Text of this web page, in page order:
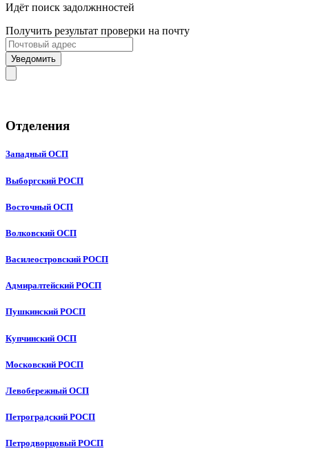
Идёт поиск задолжнностей
Получить результат проверки на почту
Уведомить
Отделения
Западный ОСП
Выборгский РОСП
Восточный ОСП
Волковский ОСП
Василеостровский РОСП
Адмиралтейский РОСП
Пушкинский РОСП
Купчинский ОСП
Московский РОСП
Левобережный ОСП
Петроградский РОСП
Петродворцовый РОСП